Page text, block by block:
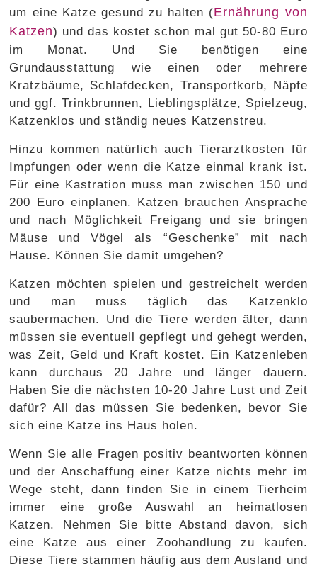
um eine Katze gesund zu halten (Ernährung von
Katzen) und das kostet schon mal gut 50-80 Euro
im Monat. Und Sie benötigen eine
Grundausstattung wie einen oder mehrere
Kratzbäume, Schlafdecken, Transportkorb, Näpfe
und ggf. Trinkbrunnen, Lieblingsplätze, Spielzeug,
Katzenklos und ständig neues Katzenstreu.
Hinzu kommen natürlich auch Tierarztkosten für
Impfungen oder wenn die Katze einmal krank ist.
Für eine Kastration muss man zwischen 150 und
200 Euro einplanen. Katzen brauchen Ansprache
und nach Möglichkeit Freigang und sie bringen
Mäuse und Vögel als “Geschenke” mit nach
Hause. Können Sie damit umgehen?
Katzen möchten spielen und gestreichelt werden
und man muss täglich das Katzenklo
saubermachen. Und die Tiere werden älter, dann
müssen sie eventuell gepflegt und gehegt werden,
was Zeit, Geld und Kraft kostet. Ein Katzenleben
kann durchaus 20 Jahre und länger dauern.
Haben Sie die nächsten 10-20 Jahre Lust und Zeit
dafür? All das müssen Sie bedenken, bevor Sie
sich eine Katze ins Haus holen.
Wenn Sie alle Fragen positiv beantworten können
und der Anschaffung einer Katze nichts mehr im
Wege steht, dann finden Sie in einem Tierheim
immer eine große Auswahl an heimatlosen
Katzen. Nehmen Sie bitte Abstand davon, sich
eine Katze aus einer Zoohandlung zu kaufen.
Diese Tiere stammen häufig aus dem Ausland und